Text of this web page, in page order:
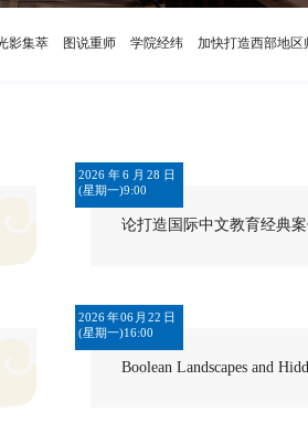
影集萃 图说重师 学院经纬 加快打造西部地区
2026年6月28日
(星期一)9:00
论打造国际中文教育经典
2026年06月22日
(星期一)16:00
Boolean Landscapes and